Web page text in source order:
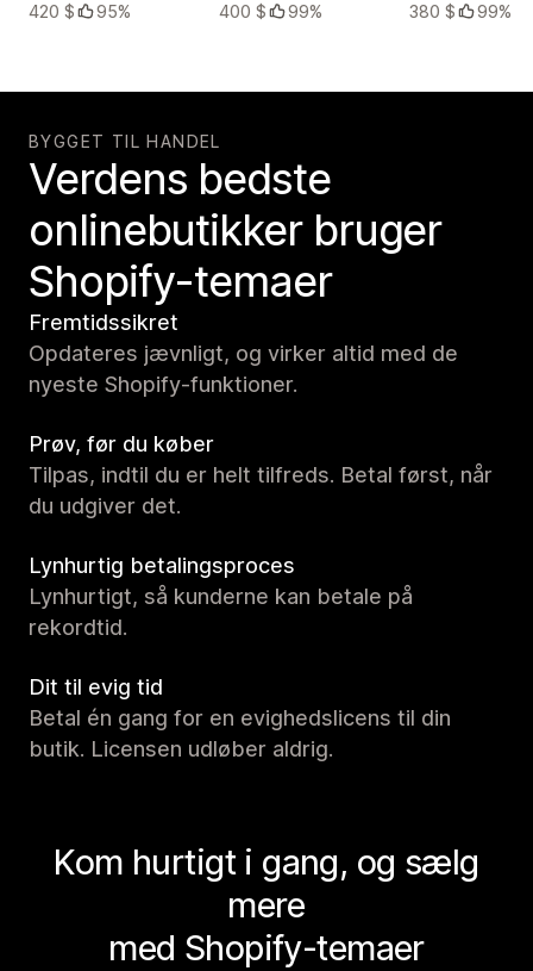
420 $
95%
400 $
99%
380 $
99%
BYGGET TIL HANDEL
Verdens bedste
onlinebutikker bruger
Shopify-temaer
Fremtidssikret
Opdateres jævnligt, og virker altid med de
nyeste Shopify-funktioner.
Prøv, før du køber
Tilpas, indtil du er helt tilfreds. Betal først, når
du udgiver det.
Lynhurtig betalingsproces
Lynhurtigt, så kunderne kan betale på
rekordtid.
Dit til evig tid
Betal én gang for en evighedslicens til din
butik. Licensen udløber aldrig.
Kom hurtigt i gang, og sælg
mere
med Shopify-temaer